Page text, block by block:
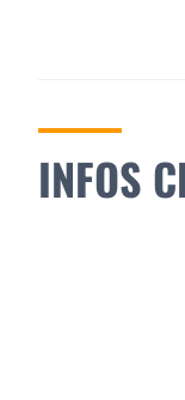
INFOS